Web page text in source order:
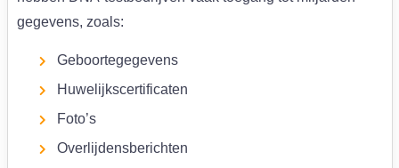
gegevens, zoals:
Geboortegegevens
Huwelijkscertificaten
Foto’s
Overlijdensberichten